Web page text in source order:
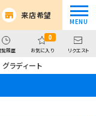
来店希望
覧履歴
0
お気に入り リクエスト
グラディート